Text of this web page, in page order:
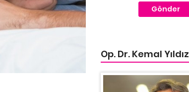
Gönder
Op. Dr. Kemal Yıldız